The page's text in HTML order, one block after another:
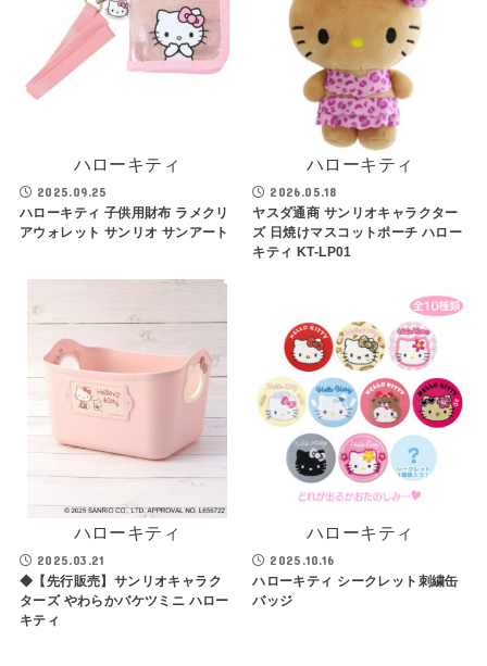
ハローキティ
2025.09.25
ハローキティ 子供用財布 ラメクリ
アウォレット サンリオ サンアート
ハローキティ
2026.05.18
ヤスダ通商 サンリオキャラクター
ズ 日焼けマスコットポーチ ハロー
キティ KT-LP01
ハローキティ
2025.03.21
◆【先行販売】サンリオキャラク
ターズ やわらかバケツミニ ハロー
キティ
ハローキティ
2025.10.16
ハローキティ シークレット刺繍缶
バッジ